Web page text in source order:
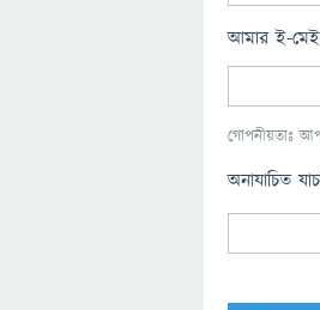
আমার ই-
গোপনীয়তাঃ
অনাযাচিত